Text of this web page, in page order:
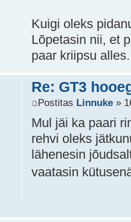
Kuigi oleks
Lõpetasin nii, et
paar kriipsu alles.
Re: GT3
Postitas Linnuke »
Mul jäi ka paari
rehvi oleks
lähenesin
vaatasin